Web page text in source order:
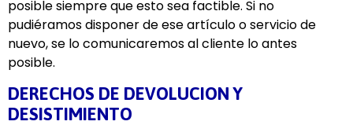
posible siempre que esto sea factible. Si no
pudiéramos disponer de ese artículo o servicio de
nuevo, se lo comunicaremos al cliente lo antes
posible.
DERECHOS DE DEVOLUCION Y
DESISTIMIENTO